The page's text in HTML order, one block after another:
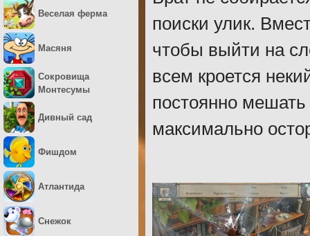
поиски улик.
чтобы выйти на
всем кроется
постоянно
максимально
Веселая ферма
Масяня
Сокровища
Монтесумы
Дивный сад
Фишдом
Атлантида
Снежок